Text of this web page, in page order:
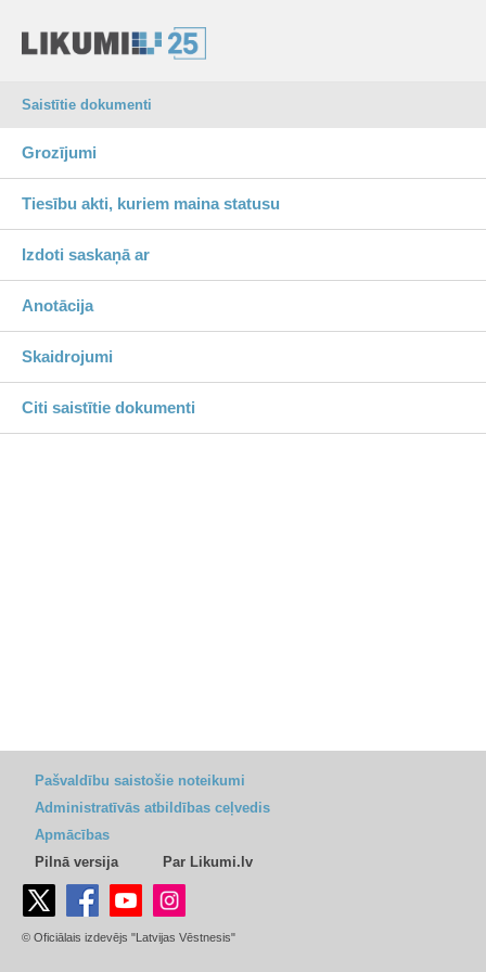
Saistītie dokumenti
Grozījumi
Tiesību akti, kuriem maina statusu
Izdoti saskaņā ar
Anotācija
Skaidrojumi
Citi saistītie dokumenti
Pašvaldību saistošie noteikumi
Administratīvās atbildības ceļvedis
Apmācības
Pilnā versija
Par Likumi.lv
© Oficiālais izdevējs "Latvijas Vēstnesis"